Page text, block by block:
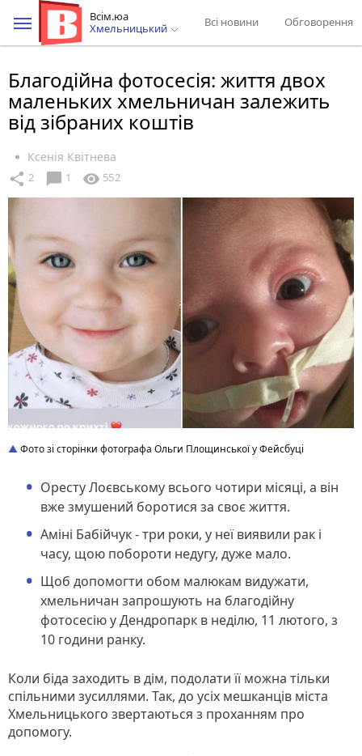
Всім.юа
Хмельницький
Всі новини Обговорення
Благодійна фотосесія: життя двох
маленьких хмельничан залежить
від зібраних коштів
Ксенія Квітнева
share 2 chat_bubble 1 visibility 552
Фото зі сторінки фотографа Ольги Площинської у Фейсбуці
Оресту Лоєвському всього чотири місяці, а він
вже змушений боротися за своє життя.
Аміні Бабійчук - три роки, у неї виявили рак і
часу, щою побороти недугу, дуже мало.
Щоб допомогти обом малюкам видужати,
хмельничан запрошують на благодійну
фотосесію у Дендропарк в неділю, 11 лютого, з
10 години ранку.
Коли біда заходить в дім, подолати її можна тільки
спільними зусиллями. Так, до усіх мешканців міста
Хмельницького звертаються з проханням про
допомогу.